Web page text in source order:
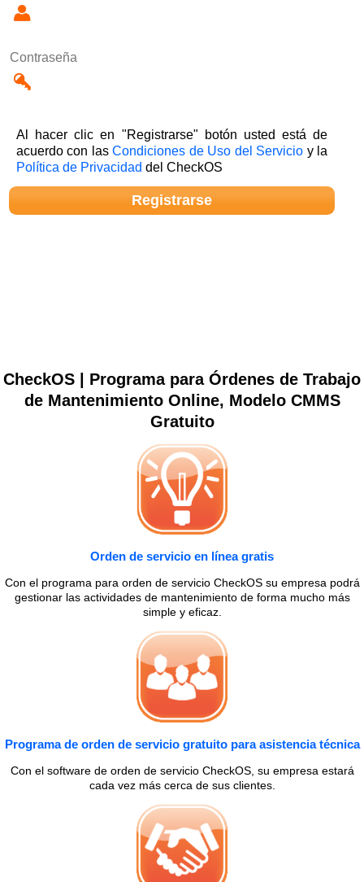
Contraseña
Al hacer clic en "Registrarse" botón usted está de
acuerdo con lasCondiciones de Uso del Servicio y la
Política de Privacidad del CheckOS
CheckOS | Programa para Órdenes de Trabajo
de Mantenimiento Online, Modelo CMMS
Gratuito
Orden de servicio en línea gratis
Con el programa para orden de servicio CheckOS su empresa podrá
gestionar las actividades de mantenimiento de forma mucho más
simple y eficaz.
Programa de orden de servicio gratuito para asistencia técnica
Con el software de orden de servicio CheckOS, su empresa estará
cada vez más cerca de sus clientes.